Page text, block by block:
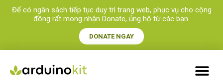
Để có ngân sách tiếp tục duy trì trang web, phục vụ cho cộng
đồng rất mong nhận Donate, ủng hộ từ các bạn.​
DONATE NGAY